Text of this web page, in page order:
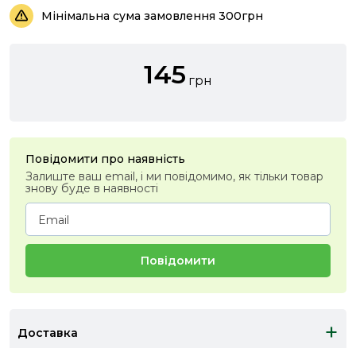
Мінімальна сума замовлення 300грн
145 грн
Повідомити про наявність
Залиште ваш email, і ми повідомимо, як тільки товар
знову буде в наявності
Повідомити
Доставка +